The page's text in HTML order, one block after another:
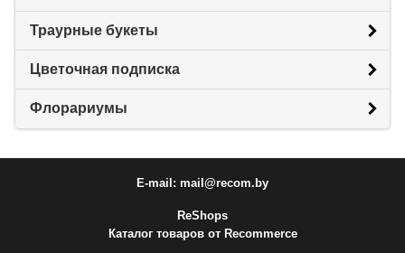
Траурные букеты
Цветочная подписка
Флорариумы
E-mail: mail@recom.by
ReShops
Каталог товаров от Recommerce